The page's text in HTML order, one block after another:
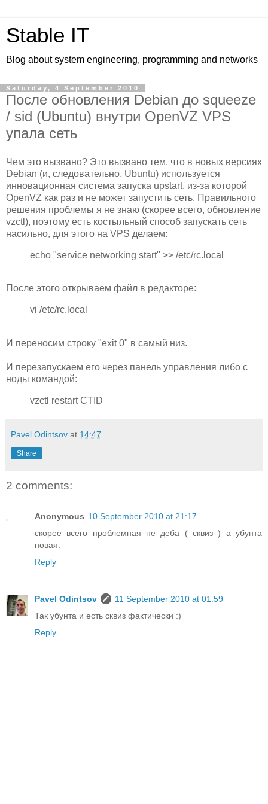
Stable IT
Blog about system engineering, programming and networks
Saturday, 4 September 2010
После обновления Debian до squeeze
/ sid (Ubuntu) внутри OpenVZ VPS
упала сеть
Чем это вызвано? Это вызвано тем, что в новых версиях
Debian (и, следовательно, Ubuntu) используется
инновационная система запуска upstart, из-за которой
OpenVZ как раз и не может запустить сеть. Правильного
решения проблемы я не знаю (скорее всего, обновление
vzctl), поэтому есть костыльный способ запускать сеть
насильно, для этого на VPS делаем:
echo "service networking start" >> /etc/rc.local
После этого открываем файл в редакторе:
vi /etc/rc.local
И переносим строку "exit 0" в самый низ.
И перезапускаем его через панель управления либо с
ноды командой:
vzctl restart CTID
Pavel Odintsov at 14:47
Share
2 comments:
Anonymous 10 September 2010 at 21:17
скорее всего проблемная не деба ( сквиз ) а убунта
новая.
Reply
Pavel Odintsov
11 September 2010 at 01:59
Так убунта и есть сквиз фактически :)
Reply